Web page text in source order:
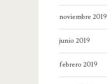
noviembre 2019
junio 2019
febrero 2019